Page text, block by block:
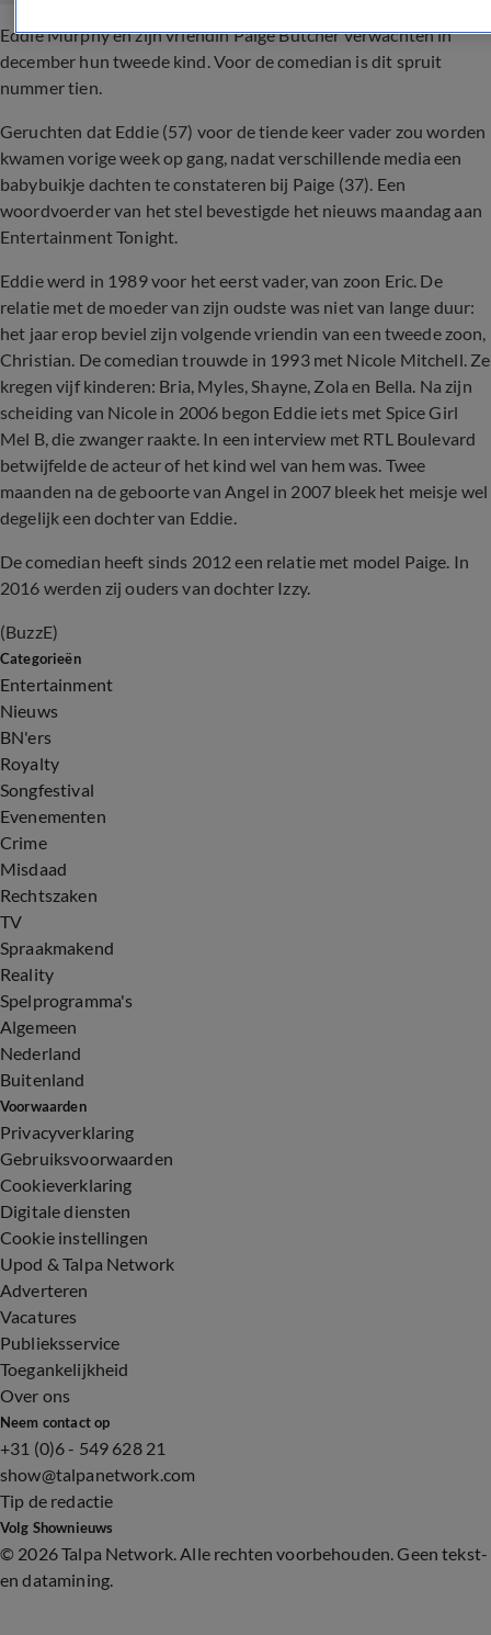
Eddie Murphy en zijn vriendin Paige Butcher verwachten in
december hun tweede kind. Voor de comedian is dit spruit
nummer tien.
Geruchten dat Eddie (57) voor de tiende keer vader zou worden
kwamen vorige week op gang, nadat verschillende media een
babybuikje dachten te constateren bij Paige (37). Een
woordvoerder van het stel bevestigde het nieuws maandag aan
Entertainment Tonight.
Eddie werd in 1989 voor het eerst vader, van zoon Eric. De
relatie met de moeder van zijn oudste was niet van lange duur:
het jaar erop beviel zijn volgende vriendin van een tweede zoon,
Christian. De comedian trouwde in 1993 met Nicole Mitchell. Ze
kregen vijf kinderen: Bria, Myles, Shayne, Zola en Bella. Na zijn
scheiding van Nicole in 2006 begon Eddie iets met Spice Girl
Mel B, die zwanger raakte. In een interview met RTL Boulevard
betwijfelde de acteur of het kind wel van hem was. Twee
maanden na de geboorte van Angel in 2007 bleek het meisje wel
degelijk een dochter van Eddie.
De comedian heeft sinds 2012 een relatie met model Paige. In
2016 werden zij ouders van dochter Izzy.
(BuzzE)
Categorieën
Entertainment
Nieuws
BN'ers
Royalty
Songfestival
Evenementen
Crime
Misdaad
Rechtszaken
TV
Spraakmakend
Reality
Spelprogramma's
Algemeen
Nederland
Buitenland
Voorwaarden
Privacyverklaring
Gebruiksvoorwaarden
Cookieverklaring
Digitale diensten
Cookie instellingen
Upod & Talpa Network
Adverteren
Vacatures
Publieksservice
Toegankelijkheid
Over ons
Neem contact op
+31 (0)6 - 549 628 21
show@talpanetwork.com
Tip de redactie
Volg Shownieuws
© 2026 Talpa Network. Alle rechten voorbehouden. Geen tekst-
en datamining.